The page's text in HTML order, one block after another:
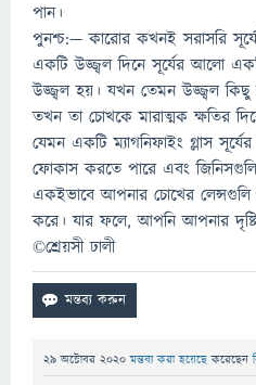
পান।
পুনশ্চ:— কারোর কখনই সরাসরি
একটি উজ্জ্বল দিনে সূর্যের আলো
উজ্জ্বল হয়। যখন তেমন উজ্জ্বল
তখন তা চোখকে মারাত্মক ক্ষতির
যেমন একটি ম্যাগনিফাইং গ্লাস
ফোকাস করতে পারে এবং
একইভাবে আপনার চোখের
করে। যার ফলে, আপনি আপনার
©শ্রেয়সী ঢালী
29 অক্টোবর 2020 মন্তব্য করা হয়েছেকরেছেন